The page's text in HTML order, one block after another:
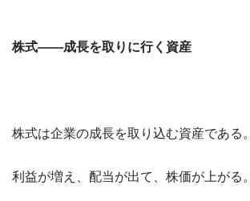
株式――成長を取りに行く資産
株式は企業の成長を取り込む資産である。
利益が増え、配当が出て、株価が上がる。